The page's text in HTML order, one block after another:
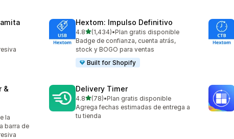
Hextom: Impulso Definitivo
4.8de 5 estrellas
(1,434)
1434 reseñas en total
•Plan gratis disponible
Badge de confianza, cuenta atrás,
stock y BOGO para ventas
Built for Shopify
&
la
barra de
Delivery Timer
4.8de 5 estrellas
(78)
78 reseñas en total
•Plan gratis disponible
Agrega fechas estimadas de entrega a
tu tienda